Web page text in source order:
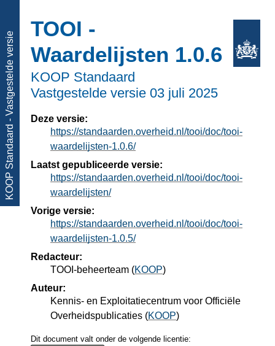
TOOI -
Waardelijsten 1.0.6
KOOP Standaard
Vastgestelde versie 03 juli 2025
Deze versie:
https://standaarden.overheid.nl/tooi/doc/tooi-
waardelijsten-1.0.6/
Laatst gepubliceerde versie:
https://standaarden.overheid.nl/tooi/doc/tooi-
waardelijsten/
Vorige versie:
https://standaarden.overheid.nl/tooi/doc/tooi-
waardelijsten-1.0.5/
Redacteur:
TOOI-beheerteam (KOOP)
Auteur:
Kennis- en Exploitatiecentrum voor Officiële
Overheidspublicaties (KOOP)
Dit document valt onder de volgende licentie:
KOOP Standaard - Vastgestelde versie